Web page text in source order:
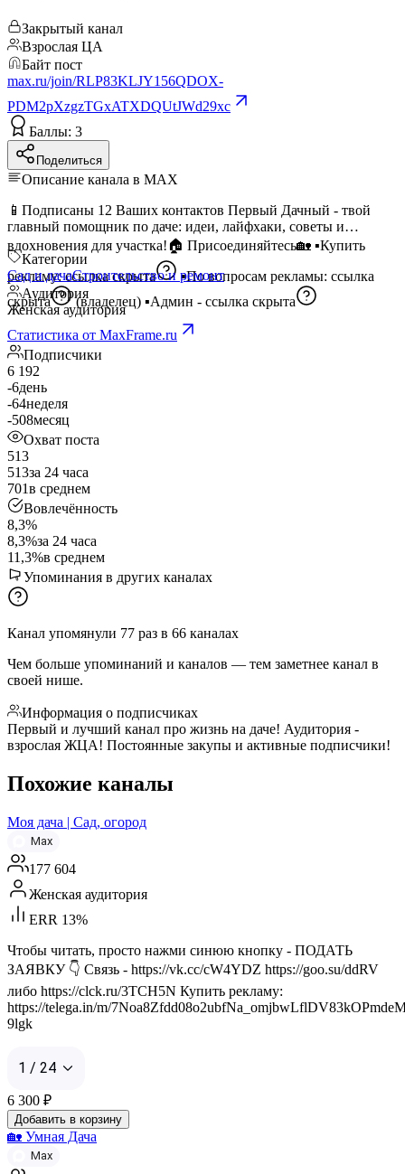
Закрытый канал
Взрослая ЦА
Байт пост
max.ru/join/RLP83KLJY156QDOX-
PDM2pXzgzTGxATXDQUtJWd29xc
Баллы: 3
Поделиться
Описание канала в MAX
📱Подписаны 12 Ваших контактов Первый Дачный - твой
главный помощник по даче: идеи, лайфхаки, советы и
вдохновения для участка!🏠 Присоединяйтесь🏡 ▪️Купить
рекламу:ссылка скрыта ▪️По вопросам рекламы: ссылка
скрыта
(владелец) ▪️Админ - ссылка скрыта
Категории
Сад и дачаСтроительство и ремонт
Аудитория
Женская аудитория
Статистика от MaxFrame.ru
Подписчики
6 192
-6день
-64неделя
-508месяц
Охват поста
513
513за 24 часа
701в среднем
Вовлечённость
8,3%
8,3%за 24 часа
11,3%в среднем
Упоминания в других каналах
Канал упомянули 77 раз в 66 каналах
Чем больше упоминаний и каналов — тем заметнее канал в
своей нише.
Информация о подписчиках
Первый и лучший канал про жизнь на даче! Аудитория -
взрослая ЖЦА! Постоянные закупы и активные подписчики!
Похожие каналы
Моя дача | Сад, огород
Max
177 604
Женская аудитория
ERR 13%
Чтобы читать, просто нажми синюю кнопку - ПОДАТЬ
ЗАЯВКУ 👇 Связь - https://vk.cc/cW4YDZ https://goo.su/ddRV
либо https://clck.ru/3TCH5N Купить рекламу:
https://telega.in/m/
9lgk
1 / 24
6 300 ₽
Добавить в корзину
🏡 Умная Дача
Max